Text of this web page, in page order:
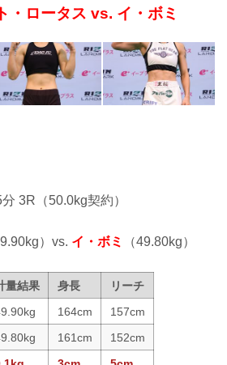
・ロータス vs. イ・ボミ
3R（50.0kg契約）
）vs. イ・ボミ （49.80kg）
量結果 身長
リーチ
164cm
157cm
161cm
152cm